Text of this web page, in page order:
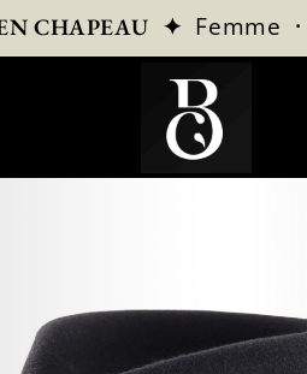
CHAPEAU ✦ Femme